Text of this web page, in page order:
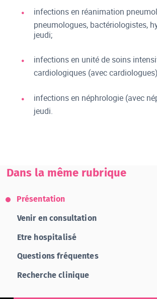
infections en réanimation
pneumologues, bactériologistes,
jeudi;
infections en unité de soins
cardiologiques (avec
infections en néphrologie (avec
jeudi.
Dans la même rubrique
Présentation
Venir en consultation
Etre hospitalisé
Questions fréquentes
Recherche clinique